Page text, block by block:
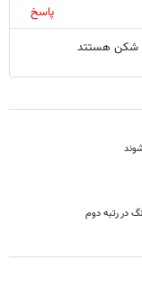
پاسخ
شکن هستتد
در رتبه دوم